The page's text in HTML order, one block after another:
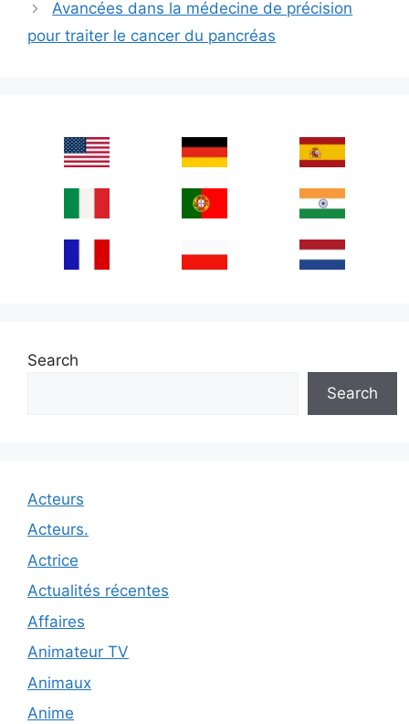
Avancées dans la médecine de précision
pour traiter le cancer du pancréas
Search
Search
Acteurs
Acteurs.
Actrice
Actualités récentes
Affaires
Animateur TV
Animaux
Anime